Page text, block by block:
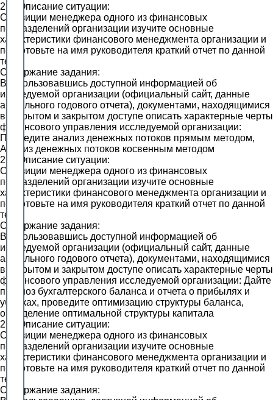
2.1. Описание ситуации:
С позиции менеджера одного из финансовых
подразделений организации изучите основные
характеристики финансового менеджмента организации и
подготовьте на имя руководителя краткий отчет по данной
теме.
Содержание задания:
Воспользовавшись доступной информацией об
исследуемой организации (официальный сайт, данные
актуального годового отчета), документами, находящимися
в открытом и закрытом доступе описать характерные черты
финансового управления исследуемой организации:
Проведите анализ денежных потоков прямым методом,
Анализ денежных потоков косвенным методом
2.2. Описание ситуации:
С позиции менеджера одного из финансовых
подразделений организации изучите основные
характеристики финансового менеджмента организации и
подготовьте на имя руководителя краткий отчет по данной
теме.
Содержание задания:
Воспользовавшись доступной информацией об
исследуемой организации (официальный сайт, данные
актуального годового отчета), документами, находящимися
в открытом и закрытом доступе описать характерные черты
финансового управления исследуемой организации: Дайте
прогноз бухгалтерского баланса и отчета о прибылях и
убытках, проведите оптимизацию структуры баланса,
определение оптимальной структуры капитала
2.3. Описание ситуации:
С позиции менеджера одного из финансовых
подразделений организации изучите основные
характеристики финансового менеджмента организации и
подготовьте на имя руководителя краткий отчет по данной
теме.
Содержание задания: